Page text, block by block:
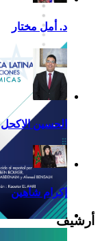
Reflexiones
د. أمل مختار
الحسين الاكحل
إكرام شاهين
أرشيف